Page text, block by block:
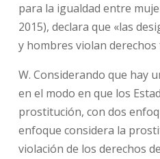
para la igualdad entre
2015), declara que «las
y hombres violan
W. Considerando que hay
en el modo en que los
prostitución, con dos
enfoque considera la
violación de los derechos